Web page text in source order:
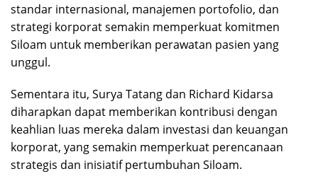
standar internasional, manajemen portofolio, dan
strategi korporat semakin memperkuat komitmen
Siloam untuk memberikan perawatan pasien yang
unggul.
Sementara itu, Surya Tatang dan Richard Kidarsa
diharapkan dapat memberikan kontribusi dengan
keahlian luas mereka dalam investasi dan keuangan
korporat, yang semakin memperkuat perencanaan
strategis dan inisiatif pertumbuhan Siloam.